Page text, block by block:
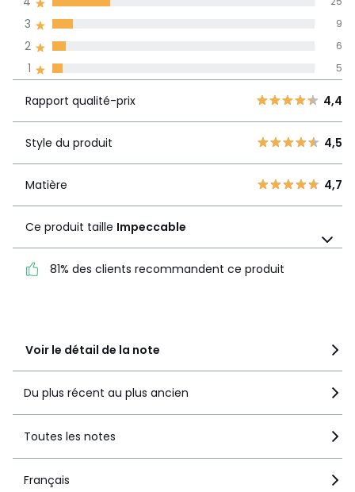
1
3
4,4
produit
4,5
Matière
4,7
Ce produit taille
Impeccable
Voir le détail de la note
1 5
2 6
3 9
Rapport qualité-prix 4,4
Style du produit 4,5
Matière 4,7
Ce produit taille Impeccable
81% des clients recommandent ce produit
Du plus récent au plus ancien
Toutes les notes
Français